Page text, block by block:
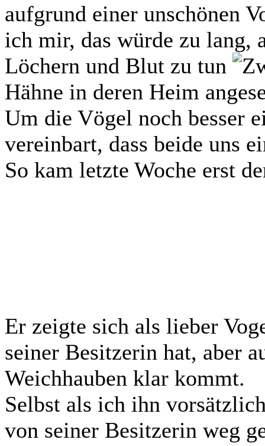
aufgrund einer unschönen
ich mir, das würde zu
Löchern und Blut zu tun
Hähne in deren Heim
Um die Vögel noch besser
vereinbart, dass beide uns
So kam letzte Woche erst
Er zeigte sich als lieber
seiner Besitzerin hat, aber
Weichhauben klar kommt.
Selbst als ich ihn
von seiner Besitzerin weg